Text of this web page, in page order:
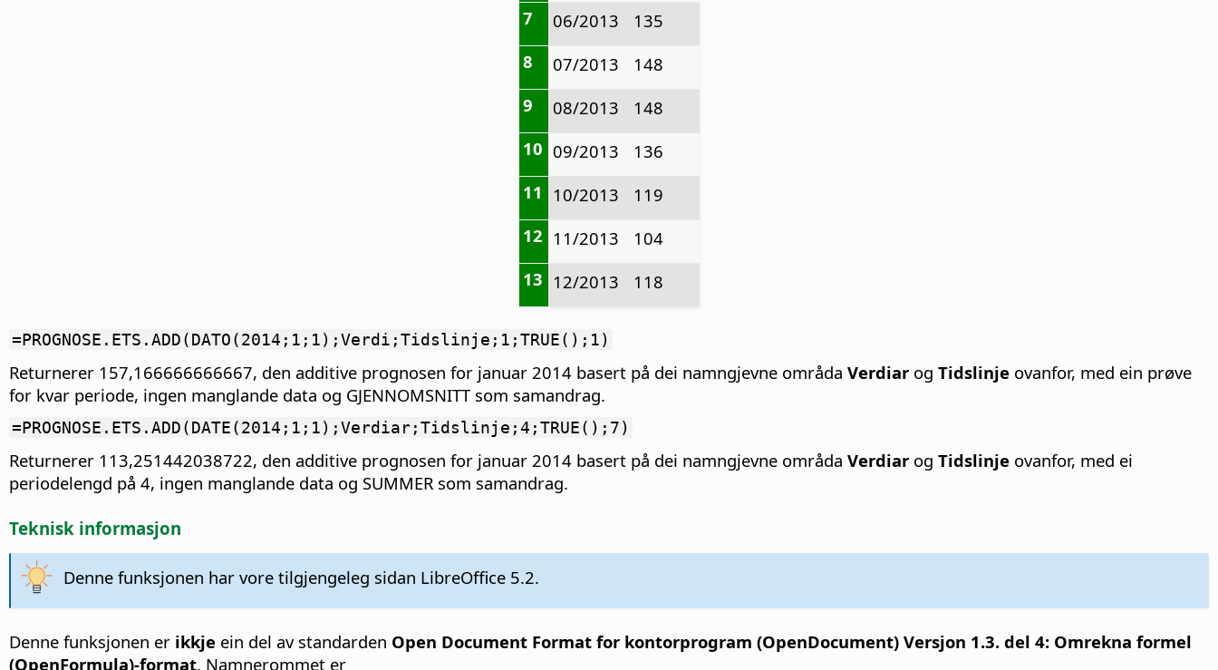
7
06/2013
135
8
07/2013
148
9
08/2013
148
10 09/2013
136
11 10/2013
119
12 11/2013
104
13 12/2013 118
=PROGNOSE.ETS.ADD(DATO(2014;1;1);Verdi;Tidslinje;1;TRUE();1)
Returnerer 157,166666666667, den additive prognosen for januar 2014 basert på dei namngjevne områda Verdiar og Tidslinje ovanfor, med ein prøve
for kvar periode, ingen manglande data og GJENNOMSNITT som samandrag.
=PROGNOSE.ETS.ADD(DATE(2014;1;1);Verdiar;Tidslinje;4;TRUE();7)
Returnerer 113,251442038722, den additive prognosen for januar 2014 basert på dei namngjevne områda Verdiar og Tidslinje ovanfor, med ei
periodelengd på 4, ingen manglande data og SUMMER som samandrag.
Teknisk informasjon
Denne funksjonen har vore tilgjengeleg sidan LibreOffice 5.2.
Denne funksjonen er ikkje ein del av standarden Open Document Format for kontorprogram (OpenDocument) Versjon 1.3. del 4: Omrekna formel
(OpenFormula)-format. Namnerommet er